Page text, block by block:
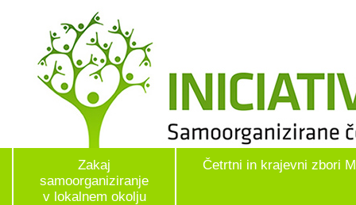
Zakaj
samoorganiziranje
v lokalnem okolju
Četrtni in krajevni zbori